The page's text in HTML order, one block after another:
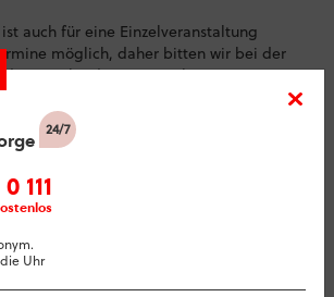
111
Uhr
auch für eine Einzelveranstaltung
möglich, daher bitten wir bei der
Angabe des gewünschten Datums:
berlin.de